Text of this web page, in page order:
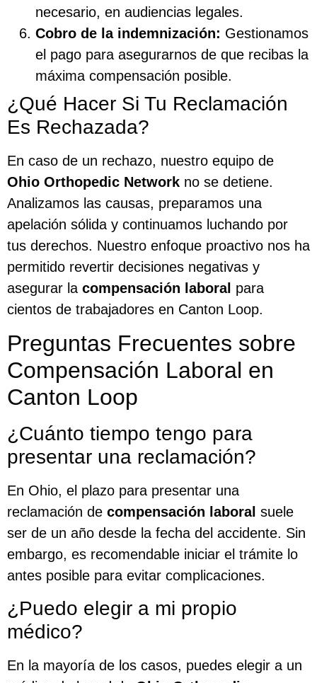
necesario, en audiencias legales.
Cobro de la indemnización: Gestionamos
el pago para asegurarnos de que recibas la
máxima compensación posible.
¿Qué Hacer Si Tu Reclamación
Es Rechazada?
En caso de un rechazo, nuestro equipo de
Ohio Orthopedic Network no se detiene.
Analizamos las causas, preparamos una
apelación sólida y continuamos luchando por
tus derechos. Nuestro enfoque proactivo nos ha
permitido revertir decisiones negativas y
asegurar la compensación laboral para
cientos de trabajadores en Canton Loop.
Preguntas Frecuentes sobre
Compensación Laboral en
Canton Loop
¿Cuánto tiempo tengo para
presentar una reclamación?
En Ohio, el plazo para presentar una
reclamación de compensación laboral suele
ser de un año desde la fecha del accidente. Sin
embargo, es recomendable iniciar el trámite lo
antes posible para evitar complicaciones.
¿Puedo elegir a mi propio
médico?
En la mayoría de los casos, puedes elegir a un